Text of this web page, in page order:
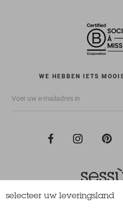
WE HEBBEN IETS
Alle rechten
selecteer uw leveringsland